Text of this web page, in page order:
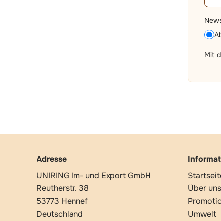
Mit
Adresse
UNIRING Im- und Export GmbH
Reutherstr. 38
53773 Hennef
Deutschland
Über uns
Umwelt